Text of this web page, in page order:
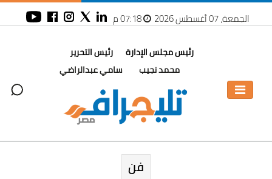
الجمعة، 07 أغسطس 2026 07:18 م
رئيس مجلس الإدارة
محمد نجيب
رئيس التحرير
سامي عبدالراضي
فن